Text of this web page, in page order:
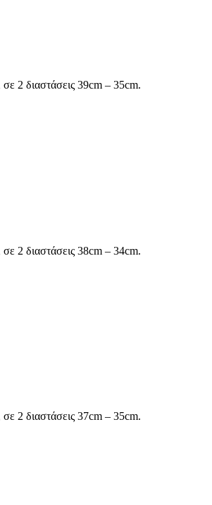
2 διαστάσεις 39cm – 35cm.
2 διαστάσεις 38cm – 34cm.
2 διαστάσεις 37cm – 35cm.